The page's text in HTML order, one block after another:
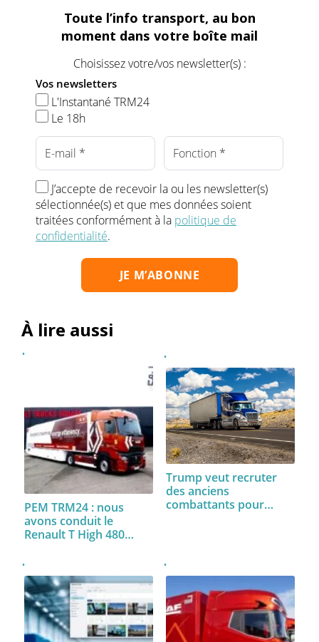
Toute l’info transport, au bon
moment dans votre boîte mail
Choisissez votre/vos newsletter(s) :
Vos newsletters
L'Instantané TRM24
Le 18h
J’accepte de recevoir la ou les newsletter(s)
sélectionnée(s) et que mes données soient
traitées conformément à la politique de
confidentialité.
À lire aussi
PEM TRM24 : nous
avons conduit le
Renault T High 480…
Trump veut recruter
des anciens
combattants pour…